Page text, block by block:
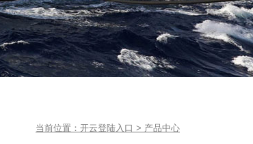
当前位置： 开云登陆入口 > 产品中心